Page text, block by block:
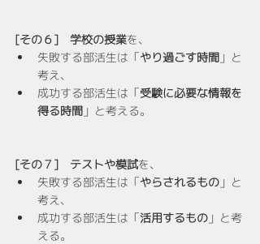
[その６]　学校の授業を、
失敗する部活生は「やり過ごす時間 」と
考え、
成功する部活生は「受験に必要な情報を
得る時間 」と考える。
[その７]　テストや模試を、
失敗する部活生は「やらされるもの 」と
考え、
成功する部活生は「活用するもの 」と考
える。